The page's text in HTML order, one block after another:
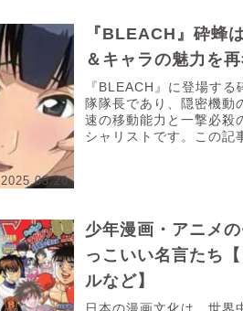
2025.03.20
『BLEACH』砕蜂
＆キャラの魅力を再
『BLEACH』に登場す
隊隊長であり、隠密機動
速の移動能力と一撃必殺
シャリストです。この記
少年漫画・アニメ
っこいい名言たち
ルなど】